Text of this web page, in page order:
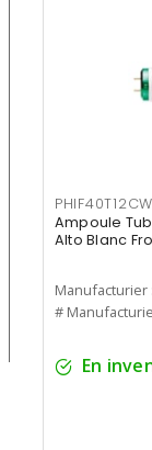
Ampoule
Alto Blanc
Manufacturier :
#
En